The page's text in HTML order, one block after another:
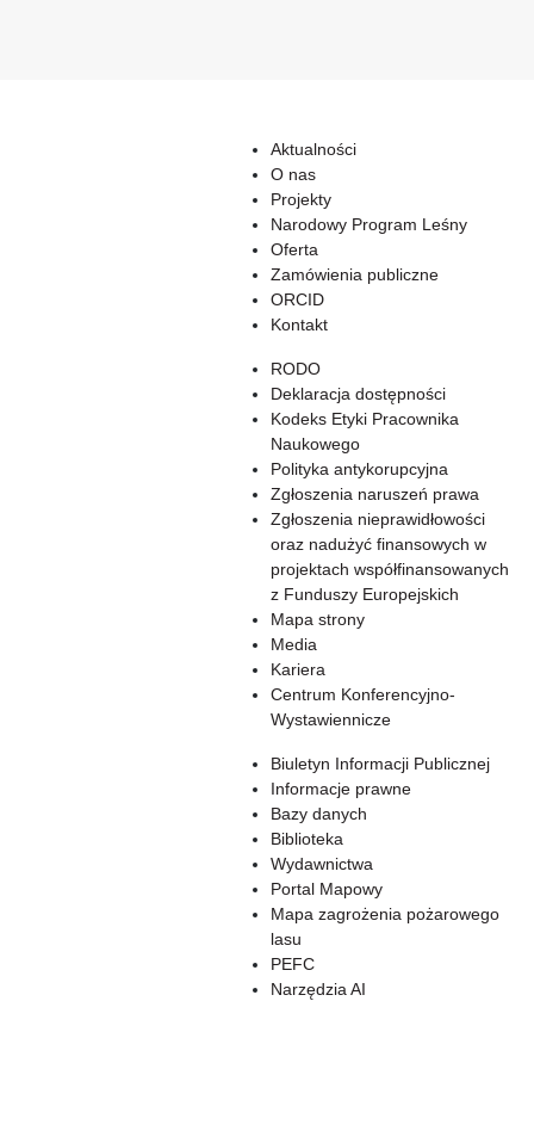
Aktualności
O nas
Projekty
Narodowy Program Leśny
Oferta
Zamówienia publiczne
ORCID
Kontakt
RODO
Deklaracja dostępności
Kodeks Etyki Pracownika
Naukowego
Polityka antykorupcyjna
Zgłoszenia naruszeń prawa
Zgłoszenia nieprawidłowości
oraz nadużyć finansowych w
projektach współfinansowanych
z Funduszy Europejskich
Mapa strony
Media
Kariera
Centrum Konferencyjno-
Wystawiennicze
Biuletyn Informacji Publicznej
Informacje prawne
Bazy danych
Biblioteka
Wydawnictwa
Portal Mapowy
Mapa zagrożenia pożarowego
lasu
PEFC
Narzędzia AI